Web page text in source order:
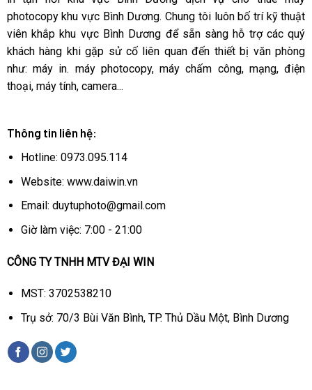
photocopy khu vực Bình Dương. Chung tôi luôn bố trí kỹ thuật
viên khắp khu vực Bình Dương để sẵn sàng hỗ trợ các quý
khách hàng khi gặp sử cố liên quan đến thiết bị văn phòng
như: máy in. máy photocopy, máy chấm công, mạng, điện
thoại, máy tính, camera...
Thông tin liên hệ:
Hotline: 0973.095.114
Website: www.daiwin.vn
Email: duytuphoto@gmail.com
Giờ làm việc: 7:00 - 21:00
CÔNG TY TNHH MTV ĐẠI WIN
MST: 3702538210
Trụ sở: 70/3 Bùi Văn Bình, TP. Thủ Dầu Một, Bình Dương